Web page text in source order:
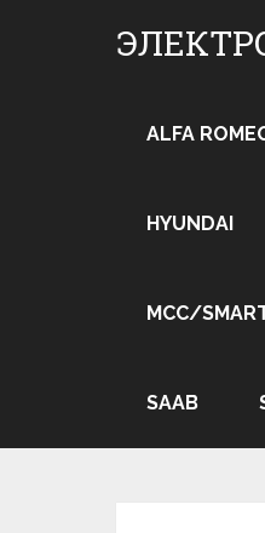
ALFA
HYUNDAI
MCC/
SAAB